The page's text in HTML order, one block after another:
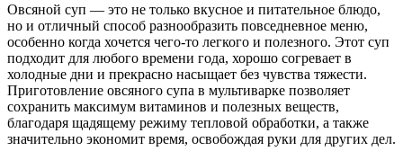
Овсяной суп — это не только вкусное и питательное блюдо,
но и отличный способ разнообразить повседневное меню,
особенно когда хочется чего-то легкого и полезного. Этот суп
подходит для любого времени года, хорошо согревает в
холодные дни и прекрасно насыщает без чувства тяжести.
Приготовление овсяного супа в мультиварке позволяет
сохранить максимум витаминов и полезных веществ,
благодаря щадящему режиму тепловой обработки, а также
значительно экономит время, освобождая руки для других дел.